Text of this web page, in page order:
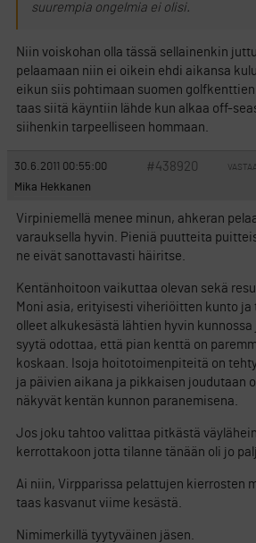
suurempia ongelmia ei olisi.
Niin voiskohan olla tässä sellainenkin
pelaamaan niin ei oikein ehdi aikansa
eikun siis pohtimaan suomen
taas siitä käyntiin lähde kun alkaa off-
siihenkin tarpeelliseen hommaan.
30.6.2011 00:55:00 #438920 VASTAA
Mika Hekkanen
Virpiniemellä menee minun, ahkeran
varauksella hyvin. Pieniä puutteita
ne eivät sanottavasti häiritse.
Kentänhoitoon vaikuttaa olevan sekä
Moni asia, erityisesti viheriöitten kunto ja
olleet alkukesästä lähtien hyvin kunnossa
syytä odottaa, että pian kenttä on
koskaan. Isoja hoitotoimenpiteitä on
ja päivien aikana ja pikkaisen joudutaan
näkyvät kentän kunnon paranemisena.
Jos joku tahtoo valittaa pitkästä
kerrottakoon jotta tilanne tänään oli jo
Ai niin, Virpparissa pelattujen kierrosten
taas kasvanut viime kesästä.
Nimimerkillä tyytyväinen jäsen.